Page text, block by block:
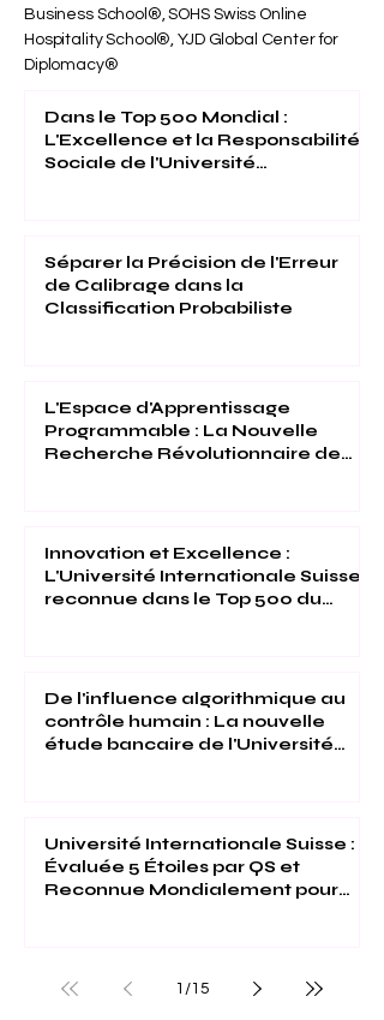
Business School®, SOHS Swiss Online
Hospitality School®, YJD Global Center for
Diplomacy®
Dans le Top 500 Mondial :
L'Excellence et la Responsabilité
Sociale de l'Université
Séparer la Précision de l'Erreur
de Calibrage dans la
Classification Probabiliste
L'Espace d'Apprentissage
Programmable : La Nouvelle
Recherche Révolutionnaire de
Innovation et Excellence :
L'Université Internationale Suisse
reconnue dans le Top 500 du
De l'influence algorithmique au
contrôle humain : La nouvelle
étude bancaire de l'Université
Université Internationale Suisse :
Évaluée 5 Étoiles par QS et
Reconnue Mondialement pour
1 /15